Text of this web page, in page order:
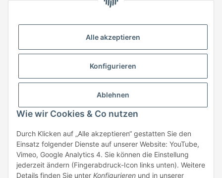
74538 Rosengarten-Uttenhofen
Telefon: +49 (0) 7907 943 690
Fax: +49 (0) 7907 942 0222
Mail:info@hstronic-gmbh.de
Beratung:+49 (0) 7907 943690
Anfragen oder Muster anfordern:
info@hstronic-gmbh.de
Alle akzeptieren
Konfigurieren
Ablehnen
Wie wir Cookies & Co nutzen
Durch Klicken auf „Alle akzeptieren“ gestatten Sie den
Einsatz folgender Dienste auf unserer Website: YouTube,
Vimeo, Google Analytics 4. Sie können die Einstellung
jederzeit ändern (Fingerabdruck-Icon links unten). Weitere
Details finden Sie unter Konfigurieren und in unserer